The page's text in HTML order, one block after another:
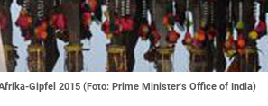
Gipfel 2015 (Foto: Prime Minister's Office of India)